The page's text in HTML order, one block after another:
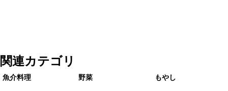
関連カテゴリ
魚介料理 野菜 もやし